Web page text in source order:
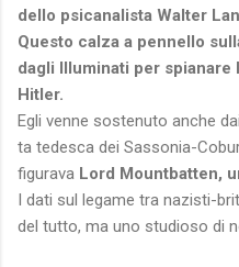
dello psicanalista Walter
Questo calza a pennello
dagli Illuminati per spianare
Hitler.
Egli venne sostenuto anche
ta tedesca dei Sassonia-
figurava Lord Mountbatten,
I dati sul legame tra nazisti-
del tutto, ma uno studioso di